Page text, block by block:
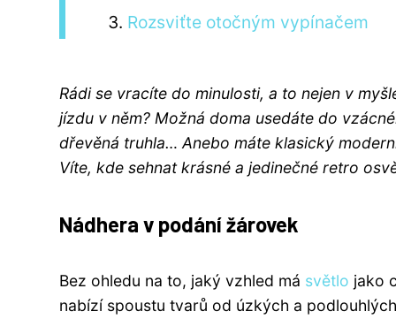
Rozsviťte otočným vypínačem
Rádi se vracíte do minulosti, a to nejen v
jízdu v něm? Možná doma usedáte do
dřevěná truhla… Anebo máte klasický
Víte, kde sehnat krásné a jedinečné retro
Nádhera v podání žárovek
Bez ohledu na to, jaký vzhled má světlo jako
nabízí spoustu tvarů od úzkých a